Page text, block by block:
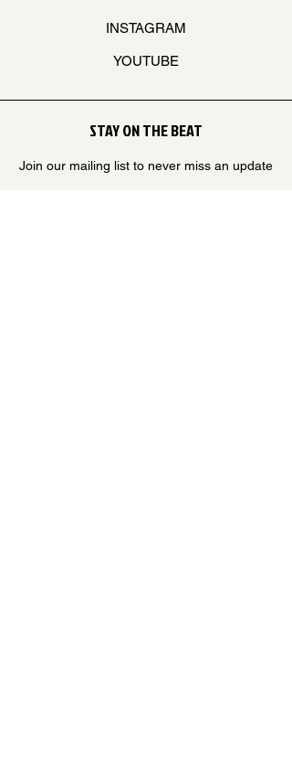
INSTAGRAM
YOUTUBE
STAY ON THE BEAT
Join our mailing list to never miss an update